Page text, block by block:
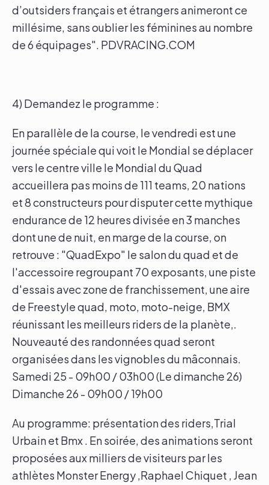
d’outsiders français et étrangers animeront ce
millésime, sans oublier les féminines au nombre
de 6 équipages". PDVRACING.COM
4) Demandez le programme :
En parallèle de la course, le vendredi est une
journée spéciale qui voit le Mondial se déplacer
vers le centre ville le Mondial du Quad
accueillera pas moins de 111 teams, 20 nations
et 8 constructeurs pour disputer cette mythique
endurance de 12 heures divisée en 3 manches
dont une de nuit, en marge de la course, on
retrouve : "QuadExpo" le salon du quad et de
l'accessoire regroupant 70 exposants, une piste
d'essais avec zone de franchissement, une aire
de Freestyle quad, moto, moto-neige, BMX
réunissant les meilleurs riders de la planète,.
Nouveauté des randonnées quad seront
organisées dans les vignobles du mâconnais.
Samedi 25 - 09h00 / 03h00 (Le dimanche 26)
Dimanche 26 - 09h00 / 19h00
Au programme: présentation des riders,Trial
Urbain et Bmx . En soirée, des animations seront
proposées aux milliers de visiteurs par les
athlètes Monster Energy ,Raphael Chiquet , Jean